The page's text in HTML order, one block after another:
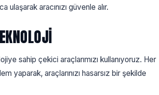
ulaşarak aracınızı güvenle alır.
sahip çekici araçlarımızı kullanıyoruz. Her
yaparak, araçlarınızı hasarsız bir şekilde